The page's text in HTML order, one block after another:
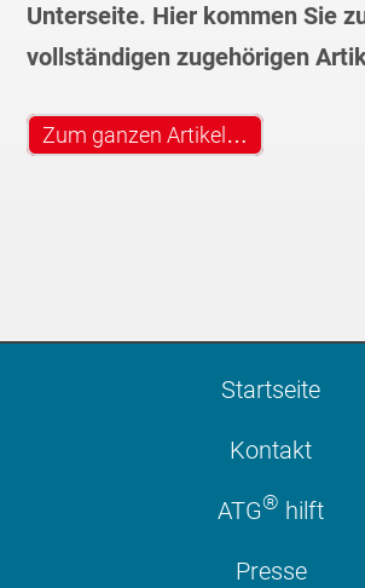
Unterseite. Hier kommen Sie
vollständigen zugehörigen
Zum ganzen Artikel…
Startseite
Kontakt
ATG® hilft
Presse